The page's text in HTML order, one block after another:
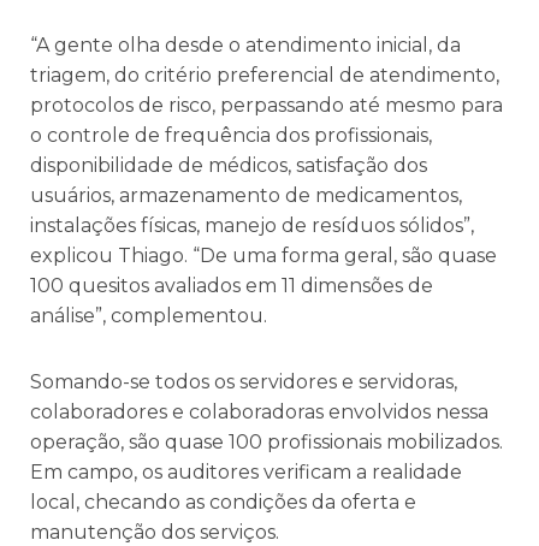
“A gente olha desde o atendimento inicial, da
triagem, do critério preferencial de atendimento,
protocolos de risco, perpassando até mesmo para
o controle de frequência dos profissionais,
disponibilidade de médicos, satisfação dos
usuários, armazenamento de medicamentos,
instalações físicas, manejo de resíduos sólidos”,
explicou Thiago. “De uma forma geral, são quase
100 quesitos avaliados em 11 dimensões de
análise”, complementou.
Somando-se todos os servidores e servidoras,
colaboradores e colaboradoras envolvidos nessa
operação, são quase 100 profissionais mobilizados.
Em campo, os auditores verificam a realidade
local, checando as condições da oferta e
manutenção dos serviços.